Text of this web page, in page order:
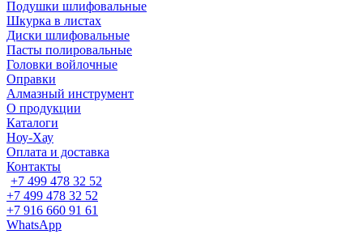
Подушки шлифовальные
Шкурка в листах
Диски шлифовальные
Пасты полировальные
Головки войлочные
Оправки
Алмазный инструмент
О продукции
Каталоги
Ноу-Хау
Оплата и доставка
Контакты
+7 499 478 32 52
+7 499 478 32 52
+7 916 660 91 61
WhatsApp